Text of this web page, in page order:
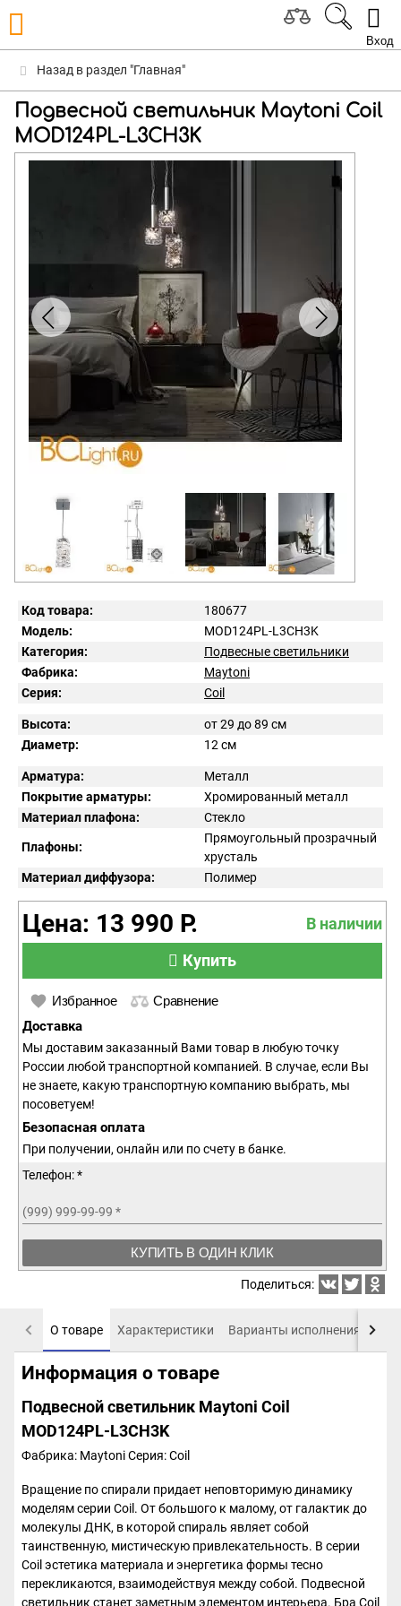
Вход
Назад в раздел "Главная"
Подвесной светильник Maytoni Coil
MOD124PL-L3CH3K
Код товара:
180677
Модель:
MOD124PL-L3CH3K
Категория:
Подвесные светильники
Фабрика:
Maytoni
Серия:
Coil
Высота:
от 29 до 89 см
Диаметр:
12 см
Арматура:
Металл
Покрытие арматуры:
Хромированный металл
Материал плафона:
Стекло
Плафоны:
Прямоугольный прозрачный
хрусталь
Материал диффузора:
Полимер
Цена: 13 990 Р.
В наличии
Купить
Избранное Сравнение
Доставка
Мы доставим заказанный Вами товар в любую точку
России любой транспортной компанией. В случае, если Вы
не знаете, какую транспортную компанию выбрать, мы
посоветуем!
Безопасная оплата
При получении, онлайн или по счету в банке.
Телефон: *
(999) 999-99-99 *
КУПИТЬ В ОДИН КЛИК
Поделиться:
О товаре Характеристики Варианты исполнения
Информация о товаре
Подвесной светильник Maytoni Coil
MOD124PL-L3CH3K
Фабрика: MaytoniСерия: Coil
Вращение по спирали придает неповторимую динамику
моделям серии Coil. От большого к малому, от галактик до
молекулы ДНК, в которой спираль являет собой
таинственную, мистическую привлекательность. В серии
Coil эстетика материала и энергетика формы тесно
перекликаются, взаимодействуя между собой. Подвесной
светильник станет заметным элементом интерьера. Бра Coil